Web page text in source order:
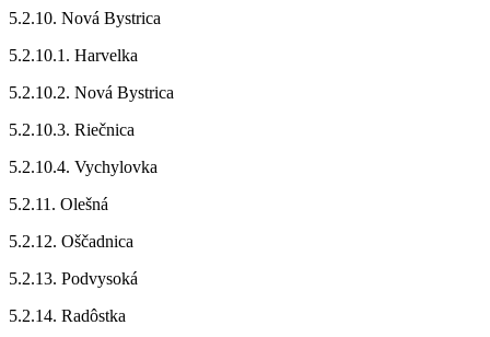
5.2.10. Nová Bystrica
5.2.10.1. Harvelka
5.2.10.2. Nová Bystrica
5.2.10.3. Riečnica
5.2.10.4. Vychylovka
5.2.11. Olešná
5.2.12. Oščadnica
5.2.13. Podvysoká
5.2.14. Radôstka